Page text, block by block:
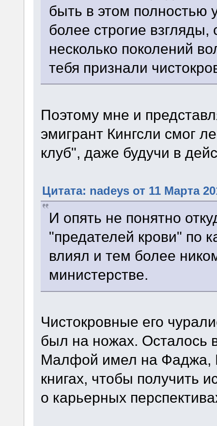
быть в этом
более строгие
несколько поколений
тебя признали
Поэтому мне и
эмигрант Кингсли смог
клуб", даже будучи в
Цитата: nadeys от 11 Марта
И опять не понятно
"предателей крови" по
влиял и тем более
министерстве.
Чистокровные его
был на ножах. Осталось
Малфой имел на Фаджа,
книгах, чтобы получить
о карьерных